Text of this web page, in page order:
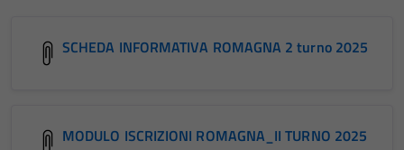
SCHEDA INFORMATIVA ROMAGNA 2 turno 2025
MODULO ISCRIZIONI ROMAGNA_II TURNO 2025